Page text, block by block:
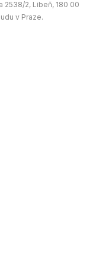
2538/2, Libeň, 180 00
v Praze.